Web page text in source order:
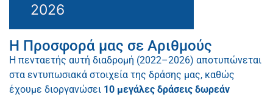
2026
Η Προσφορά μας σε Αριθμούς
Η πενταετής αυτή διαδρομή (2022–2026) αποτυπώνεται
στα εντυπωσιακά στοιχεία της δράσης μας, καθώς
έχουμε διοργανώσει 10 μεγάλες δράσεις δωρεάν